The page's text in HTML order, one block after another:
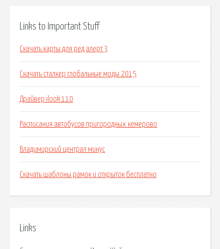
Links to Important Stuff
Скачать карты для ред алерт 3
Скачать сталкер глобальные моды 2015
Драйвер ilook 110
Расписания автобусов пригородных кемерово
Владимирский централ минус
Скачать шаблоны рамок и открыток бесплатно
Links